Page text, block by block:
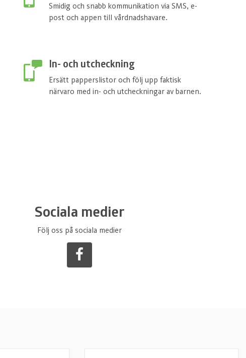
Smidig och snabb kommunikation via SMS, e-
post och appen till vårdnadshavare.
In- och utcheckning
Ersätt papperslistor och följ upp faktisk
närvaro med in- och utcheckningar av barnen.
Sociala medier
Följ oss på sociala medier